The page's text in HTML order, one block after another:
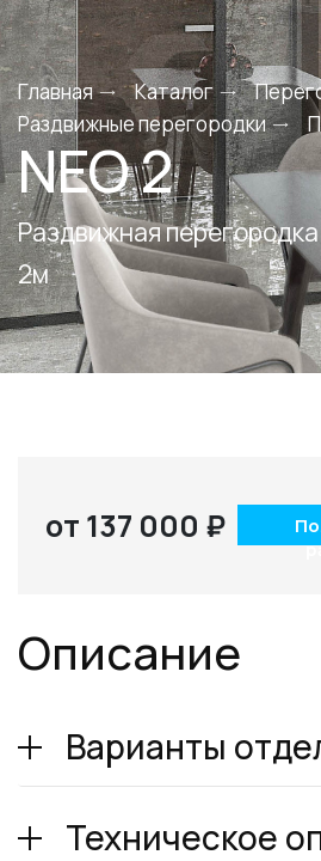
Главная Каталог
Раздвижные перегородки
NEO 2
Раздвижная
2м
от 137 000 ₽
Описание
Варианты
Техническое